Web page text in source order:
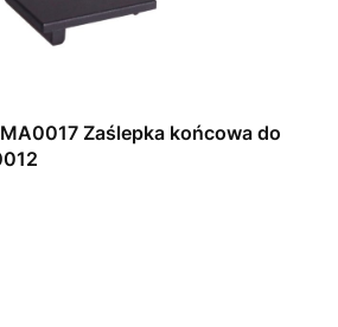
Zaślepka końcowa do